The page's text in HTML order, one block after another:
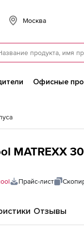
Москва
Офисные
MATREXX 30
Прайс-лист
Отзывы